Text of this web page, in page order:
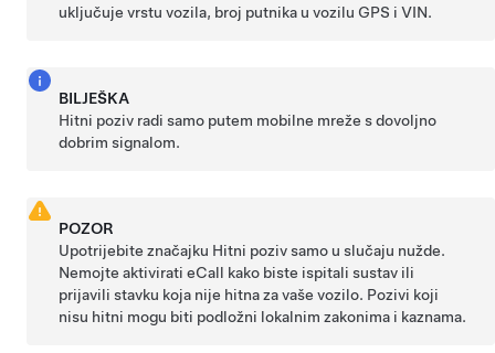
uključuje vrstu vozila, broj putnika u vozilu GPS i VIN.
BILJEŠKA
Hitni poziv radi samo putem mobilne mreže s dovoljno
dobrim signalom.
POZOR
Upotrijebite značajku Hitni poziv samo u slučaju nužde.
Nemojte aktivirati eCall kako biste ispitali sustav ili
prijavili stavku koja nije hitna za vaše vozilo. Pozivi koji
nisu hitni mogu biti podložni lokalnim zakonima i kaznama.